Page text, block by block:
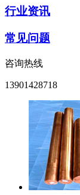
行业资讯
常见问题
咨询热线
13901428718